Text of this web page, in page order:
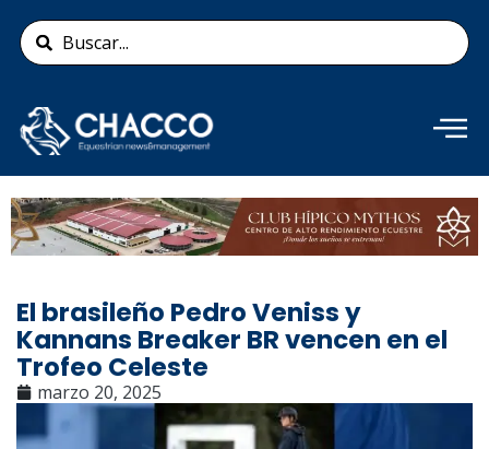
contenido
Search
...
Añade aquí tu texto de
cabecera
El brasileño Pedro Veniss y
Kannans Breaker BR vencen en el
Trofeo Celeste
marzo 20, 2025